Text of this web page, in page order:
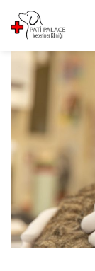
Palace
Veteriner
m
m
z
3
2
0
2